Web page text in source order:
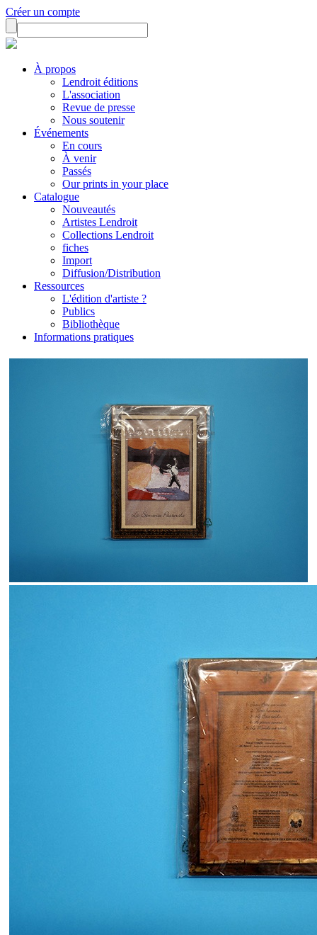
Créer un compte
À propos
Lendroit éditions
L'association
Revue de presse
Nous soutenir
Événements
En cours
À venir
Passés
Our prints in your place
Catalogue
Nouveautés
Artistes Lendroit
Collections Lendroit
fiches
Import
Diffusion/Distribution
Ressources
L'édition d'artiste ?
Publics
Bibliothèque
Informations pratiques